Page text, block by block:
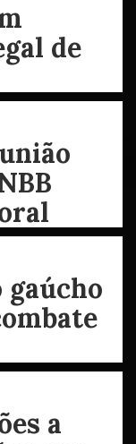
de
a